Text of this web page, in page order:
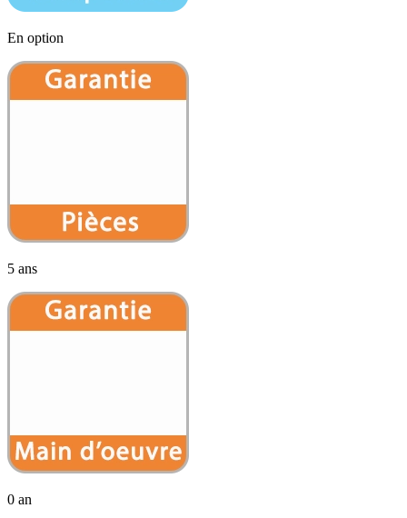
En option
5 ans
0 an